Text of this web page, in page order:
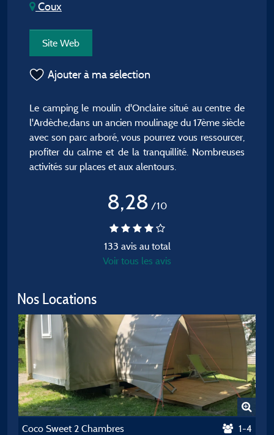
Coux
Site Web
Ajouter à ma sélection
Le camping le moulin d'Onclaire situé au centre de
l'Ardèche,dans un ancien moulinage du 17ème siècle
avec son parc arboré, vous pourrez vous ressourcer,
profiter du calme et de la tranquillité. Nombreuses
activités sur places et aux alentours.
8,28 /10
133 avis au total
Voir tous les avis
Nos Locations
Coco Sweet 2 Chambres 1-4